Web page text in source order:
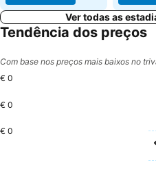
Ver todas as
Tendência dos preços
Com base nos preços mais baixos no
€ 0
€ 0
€ 0